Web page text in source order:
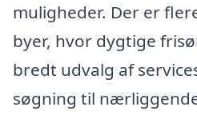
muligheder. Der er
byer, hvor dygtige
bredt udvalg af
søgning til